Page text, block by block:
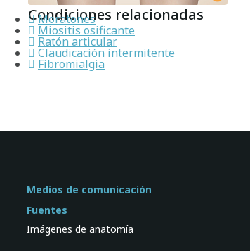
Condiciones relacionadas
Moratones
Miositis osificante
Ratón articular
Claudicación intermitente
Fibromialgia
Medios de comunicación
Fuentes
Imágenes de anatomía